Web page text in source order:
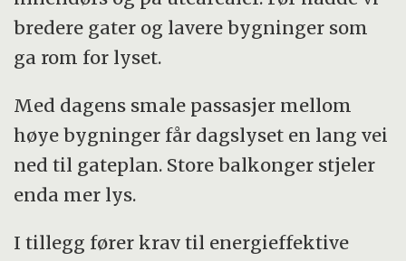
bredere gater og lavere bygninger som
ga rom for lyset.
Med dagens smale passasjer mellom
høye bygninger får dagslyset en lang vei
ned til gateplan. Store balkonger stjeler
enda mer lys.
I tillegg fører krav til energieffektive